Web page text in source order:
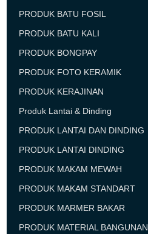
PRODUK BATU FOSIL
PRODUK BATU KALI
PRODUK BONGPAY
PRODUK FOTO KERAMIK
PRODUK KERAJINAN
Produk Lantai & Dinding
PRODUK LANTAI DAN DINDING
PRODUK LANTAI DINDING
PRODUK MAKAM MEWAH
PRODUK MAKAM STANDART
PRODUK MARMER BAKAR
PRODUK MATERIAL BANGUNAN